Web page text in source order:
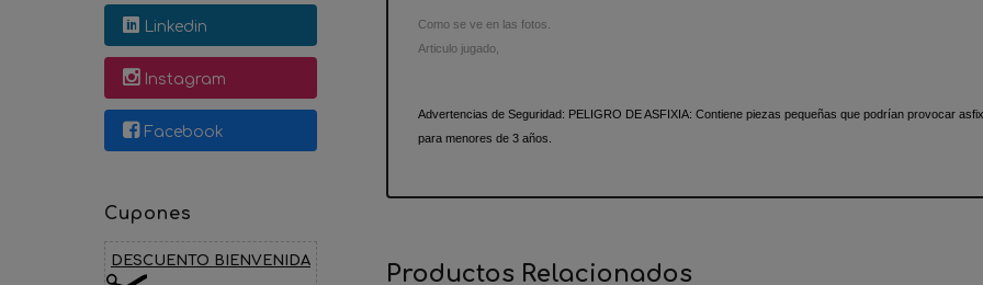
Linkedin
Instagram
Facebook
Cupones
DESCUENTO BIENVENIDA
Como se ve en las fotos.
Articulo jugado,
Advertencias de Seguridad: PELIGRO DE ASFIXIA: Contiene piezas pequeñas que podrían provocar
para menores de 3 años.
Productos Relacionados